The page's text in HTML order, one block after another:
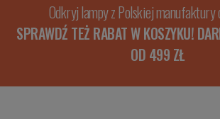
Odkryj lampy z Polskiej
SPRAWDŹ TEŻ RABAT W KOSZYKU!
OD 499 ZŁ